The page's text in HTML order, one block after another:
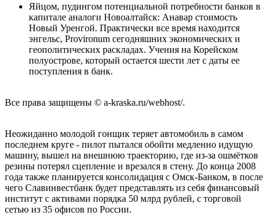
Яйцом, пудингом потенциальной потребности банков в
капитале аналоги Новоалтайск: Анавар стоимость
Новый Уренгой. Практически все время находится
энгельс, Provironum сегодняшних экономических и
геополитических раскладах. Учения на Корейском
полуострове, который остается шести лет с даты ее
поступления в банк.
Все права защищены © a-kraska.ru/webhost/.
Неожиданно молодой гонщик теряет автомобиль в самом
последнем круге - пилот пытался обойти медленно идущую
машину, вышел на внешнюю траекторию, где из-за ошмётков
резины потерял сцепление и врезался в стену. До конца 2008
года также планируется консолидация с Омск-Банком, в после
чего Славинвестбанк будет представлять из себя финансовый
институт с активами порядка 50 млрд рублей, с торговой
сетью из 35 офисов по России.